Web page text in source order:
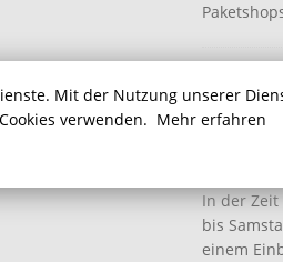
16.
In der Zeit
bis
einem
Mit der Nutzung unserer
verwenden. Mehr erfahren